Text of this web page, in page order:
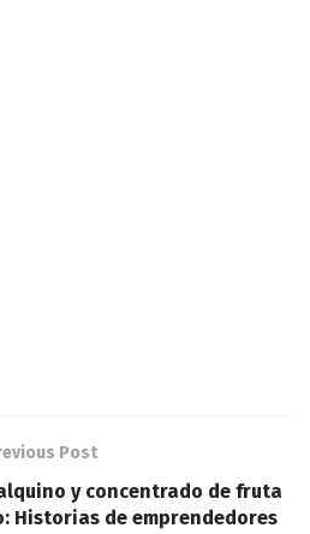
Post
y concentrado de fruta
Historias de emprendedores